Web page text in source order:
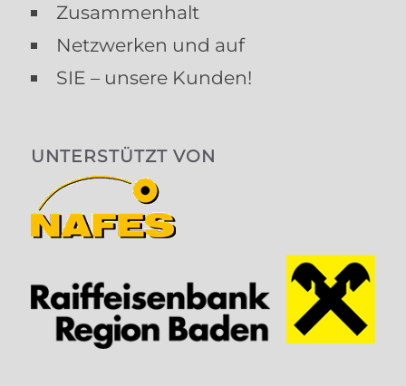
Zusammenhalt
Netzwerken und auf
SIE – unsere Kunden!
UNTERSTÜTZT VON